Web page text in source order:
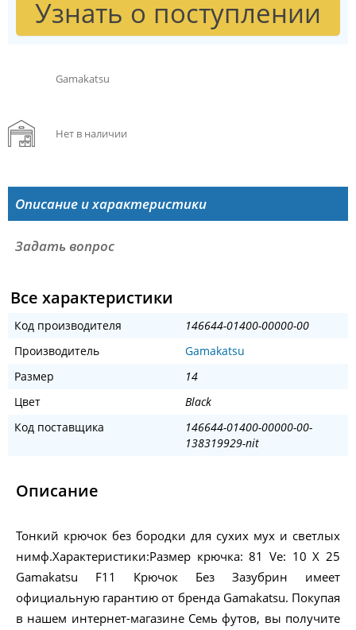
Узнать о поступлении
Gamakatsu
Нет в наличии
Описание и характеристики
Задать вопрос
Все характеристики
Код производителя
146644-01400-00000-00
Производитель
Gamakatsu
Размер
14
Цвет
Black
Код поставщика
146644-01400-00000-00-
138319929-nit
Описание
Тонкий крючок без бородки для сухих мух и светлых
нимф.Характеристики:Размер крючка: 81 Ve: 10 X 25
Gamakatsu F11 Крючок Без Зазубрин имеет
официальную гарантию от бренда Gamakatsu. Покупая
в нашем интернет-магазине Семь футов, вы получите